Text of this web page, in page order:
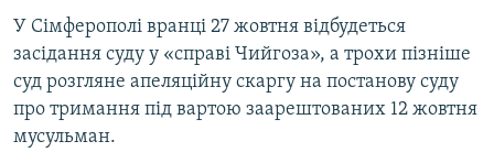
пошуку
ІНТЕРВ'Ю
ВСЕ ЗА ДЕНЬ
СПЕЦПРОЕКТИ
ДЕПОРТАЦІЯ
ЯК ОБІЙТИ БЛОКУВАННЯ
У Сімферополі вранці 27 жовтня відбудеться
засідання суду у «справі Чийгоза», а трохи пізніше
суд розгляне апеляційну скаргу на постанову суду
про тримання під вартою заарештованих 12 жовтня
мусульман.